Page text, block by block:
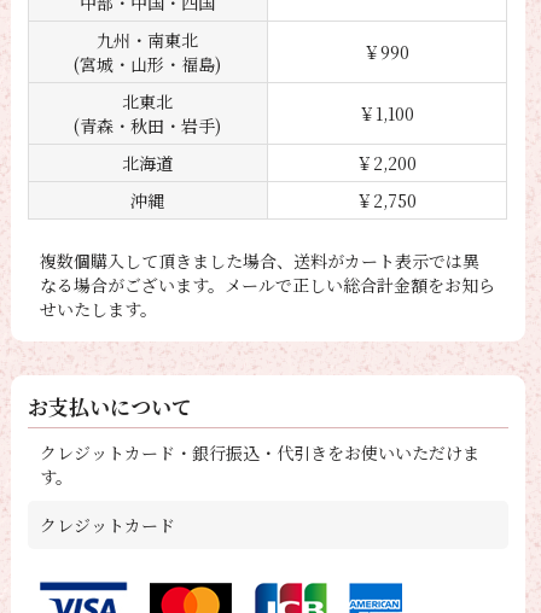
九州・南東北
(宮城・山形・福島)
￥990
北東北
(青森・秋田・岩手)
￥1,100
北海道
￥2,200
沖縄
￥2,750
複数個購入して頂きました場合、送料がカート表示では異
なる場合がございます。メールで正しい総合計金額をお知ら
せいたします。
お支払いについて
クレジットカード・銀行振込・代引きをお使いいただけま
す。
クレジットカード